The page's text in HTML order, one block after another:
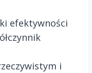
efektywności
i